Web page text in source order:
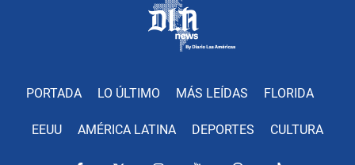
PORTADA LO ÚLTIMO MÁS LEÍDAS FLORIDA
EEUU AMÉRICA LATINA DEPORTES CULTURA